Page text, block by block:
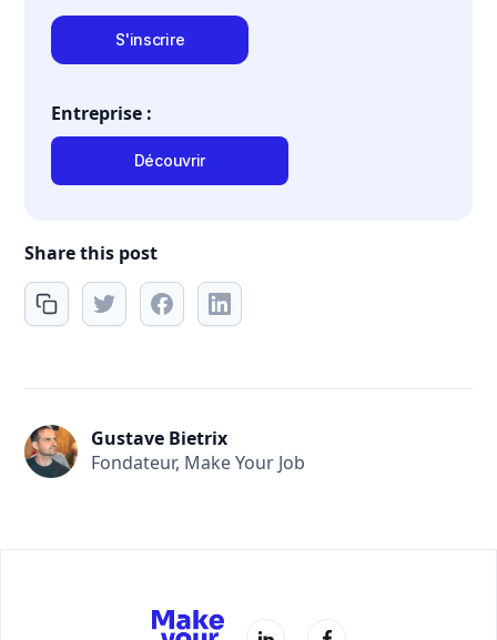
S'inscrire
Entreprise :
Découvrir
Share this post
Gustave Bietrix
Fondateur, Make Your Job